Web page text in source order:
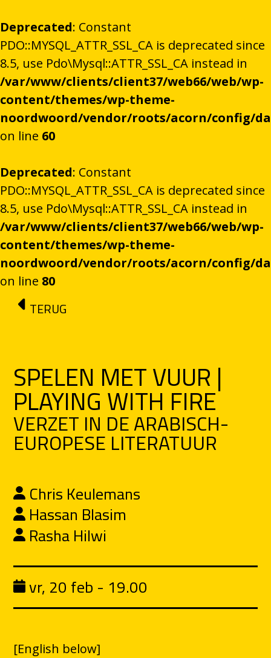
Deprecated: Constant
PDO::MYSQL_ATTR_SSL_CA is deprecated since
8.5, use Pdo\Mysql::ATTR_SSL_CA instead in
/var/www/clients/client37/web66/web/wp-
content/themes/wp-theme-
noordwoord/vendor/roots/acorn/config/
on line 60
Deprecated: Constant
PDO::MYSQL_ATTR_SSL_CA is deprecated since
8.5, use Pdo\Mysql::ATTR_SSL_CA instead in
/var/www/clients/client37/web66/web/wp-
content/themes/wp-theme-
noordwoord/vendor/roots/acorn/config/
on line 80
Ga naar de inhoud
TERUG
SPELEN MET VUUR |
PLAYING WITH FIRE
VERZET IN DE ARABISCH-
EUROPESE LITERATUUR
Chris Keulemans
Hassan Blasim
Rasha Hilwi
vr, 20 feb - 19.00
[English below]